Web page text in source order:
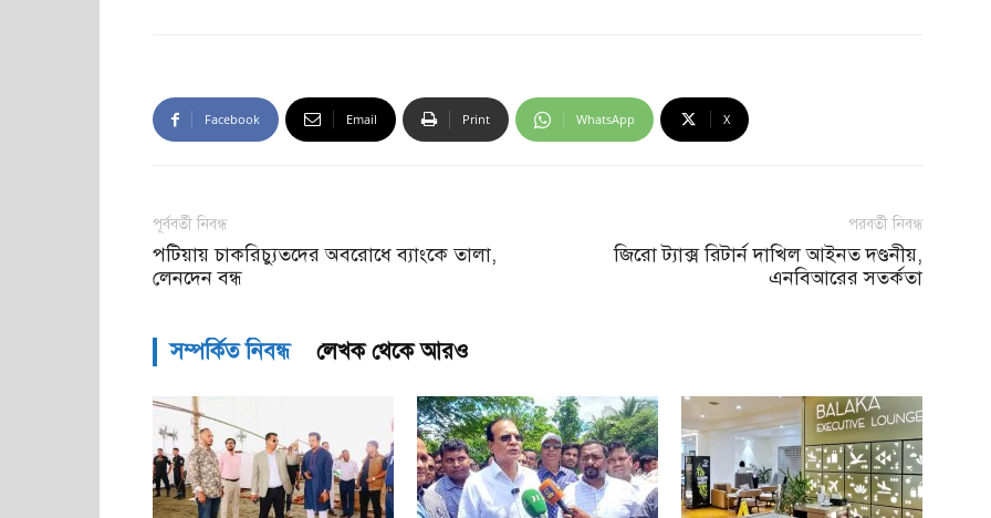
Facebook Email Print WhatsApp X
পূর্ববর্তী নিবন্ধ
পটিয়ায় চাকরিচ্যুতদের অবরোধে ব্যাংকে তালা,
লেনদেন বন্ধ
পরবর্তী নিবন্ধ
জিরো ট্যাক্স রিটার্ন দাখিল আইনত দণ্ডনীয়,
এনবিআরের সতর্কতা
সম্পর্কিত নিবন্ধ লেখক থেকে আরও